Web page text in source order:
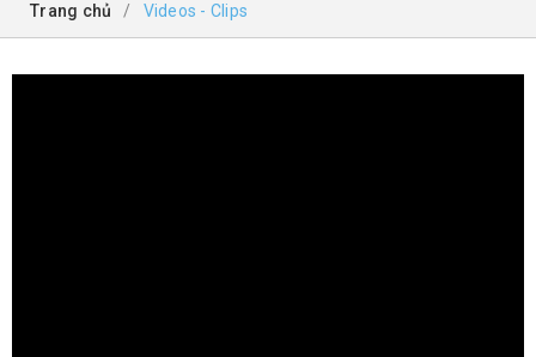
Trang chủ / Videos - Clips